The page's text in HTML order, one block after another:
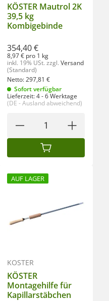
KÖSTER Mautrol 2K
39,5 kg
Kombigebinde
354,40 €
8,97 € pro 1 kg
inkl. 19% USt. zzgl. Versand
(Standard)
Netto:297,81 €
Sofort verfügbar
Lieferzeit:4 - 6 Werktage
(DE - Ausland abweichend)
IN DEN WARENKORB
AUF LAGER
KÖSTER
KÖSTER
Montagehilfe für
Kapillarstäbchen